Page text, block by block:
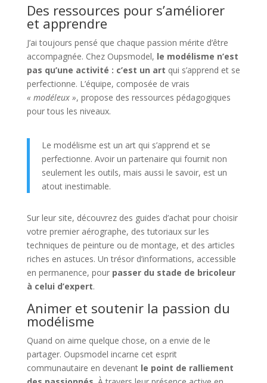
Des ressources pour s’améliorer
et apprendre
J’ai toujours pensé que chaque passion mérite d’être
accompagnée. Chez Oupsmodel, le modélisme n’est
pas qu’une activité : c’est un art qui s’apprend et se
perfectionne. L’équipe, composée de vrais
« modéleux », propose des ressources pédagogiques
pour tous les niveaux.
Le modélisme est un art qui s’apprend et se
perfectionne. Avoir un partenaire qui fournit non
seulement les outils, mais aussi le savoir, est un
atout inestimable.
Sur leur site, découvrez des guides d’achat pour choisir
votre premier aérographe, des tutoriaux sur les
techniques de peinture ou de montage, et des articles
riches en astuces. Un trésor d’informations, accessible
en permanence, pour passer du stade de bricoleur
à celui d’expert.
Animer et soutenir la passion du
modélisme
Quand on aime quelque chose, on a envie de le
partager. Oupsmodel incarne cet esprit
communautaire en devenant le point de ralliement